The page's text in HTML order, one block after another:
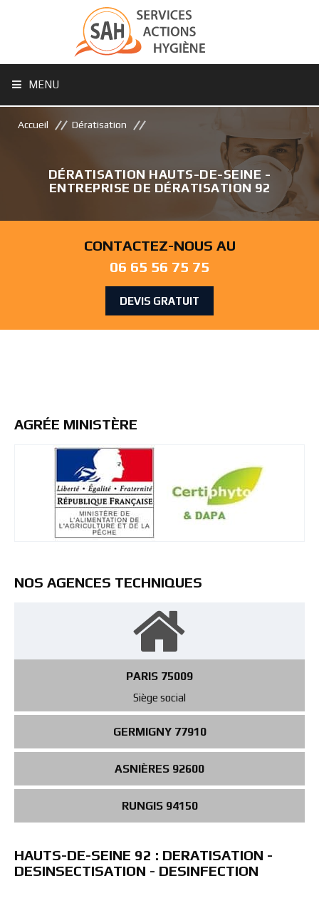
MENU
Accueil Dératisation
DÉRATISATION HAUTS-DE-SEINE -
ENTREPRISE DE DÉRATISATION 92
CONTACTEZ-NOUS AU
06 65 56 75 75
DEVIS GRATUIT
AGRÉE MINISTÈRE
NOS AGENCES TECHNIQUES
PARIS 75009
Siège social
GERMIGNY 77910
ASNIÈRES 92600
RUNGIS 94150
HAUTS-DE-SEINE 92 : DERATISATION -
DESINSECTISATION - DESINFECTION